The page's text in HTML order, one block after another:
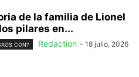
de la familia de Lionel
pilares en...
CON? Redaction - 18 julio, 2026